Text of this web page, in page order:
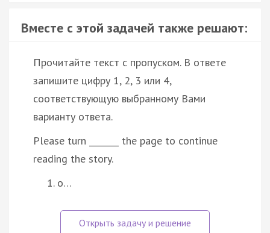
Вместе с этой задачей также решают:
Прочитайте текст с пропуском. В ответе
запишите цифру 1, 2, 3 или 4,
соответствующую выбранному Вами
варианту ответа.
Please turn _______ the page to continue
reading the story.
o…